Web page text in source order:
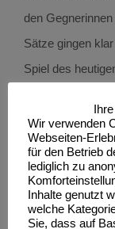
den
Sätze gingen
Spiel des
und zeigten den
dem Feld hat
12:5. Dieser
dennoch
25:21 zu Ende.
Wir verwenden
Webseiten-
für den Betrieb
lediglich zu
Inhalte genutzt
welche
Sie, dass auf